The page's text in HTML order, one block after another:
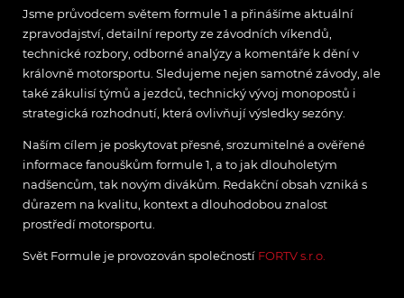
Jsme průvodcem světem formule 1 a přinášíme aktuální
zpravodajství, detailní reporty ze závodních víkendů,
technické rozbory, odborné analýzy a komentáře k dění v
královně motorsportu. Sledujeme nejen samotné závody, ale
také zákulisí týmů a jezdců, technický vývoj monopostů i
strategická rozhodnutí, která ovlivňují výsledky sezóny.
Naším cílem je poskytovat přesné, srozumitelné a ověřené
informace fanouškům formule 1, a to jak dlouholetým
nadšencům, tak novým divákům. Redakční obsah vzniká s
důrazem na kvalitu, kontext a dlouhodobou znalost
prostředí motorsportu.
Svět Formule je provozován společností FORTV s.r.o.